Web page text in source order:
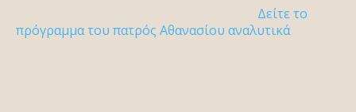
Δείτε το
πρόγραμμα του πατρός Αθανασίου αναλυτικά